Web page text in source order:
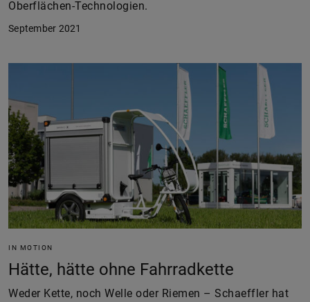
Oberflächen-Technologien.
September 2021
IN MOTION
Hätte, hätte ohne Fahrradkette
Weder Kette, noch Welle oder Riemen – Schaeffler hat